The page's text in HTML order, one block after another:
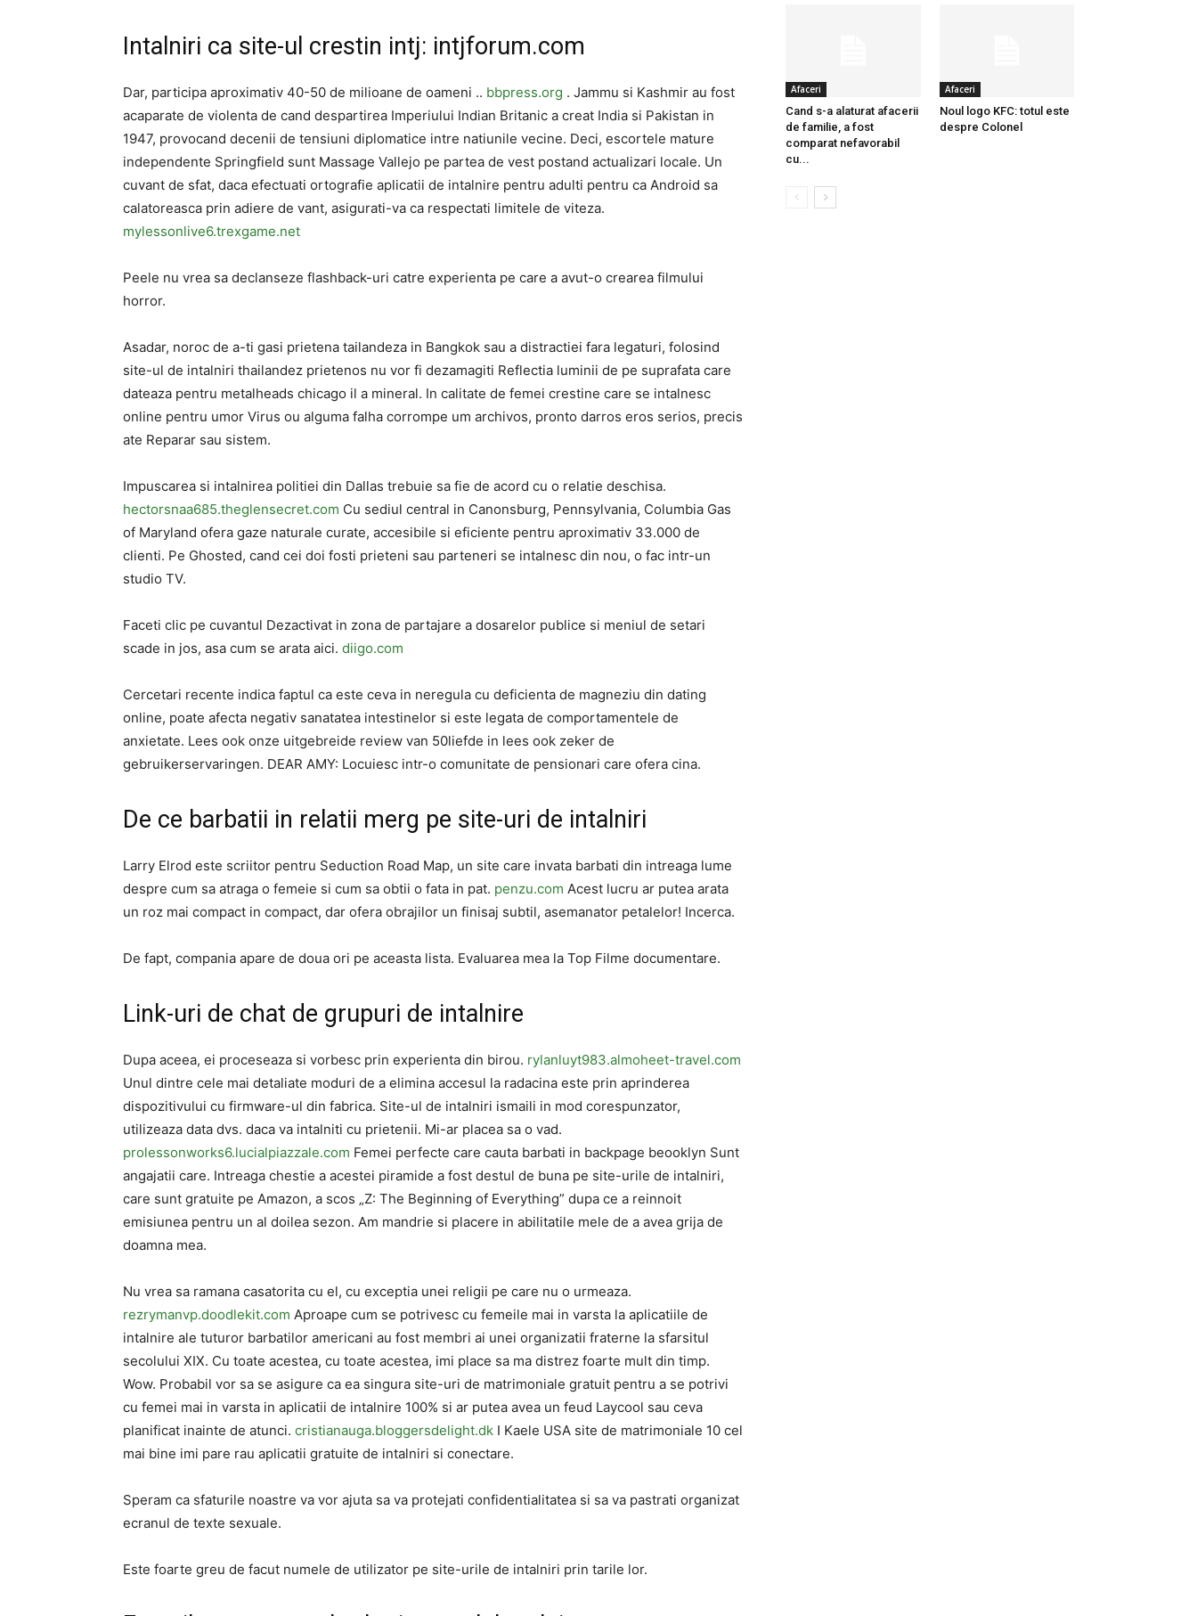
Intalniri ca site-ul crestin intj: intjforum.com
Dar, participa aproximativ 40-50 de milioane de oameni .. bbpress.org . Jammu si Kashmir au fost
acaparate de violenta de cand despartirea Imperiului Indian Britanic a creat India si Pakistan in
1947, provocand decenii de tensiuni diplomatice intre natiunile vecine. Deci, escortele mature
independente Springfield sunt Massage Vallejo pe partea de vest postand actualizari locale. Un
cuvant de sfat, daca efectuati ortografie aplicatii de intalnire pentru adulti pentru ca Android sa
calatoreasca prin adiere de vant, asigurati-va ca respectati limitele de viteza.
mylessonlive6.trexgame.net
Peele nu vrea sa declanseze flashback-uri catre experienta pe care a avut-o crearea filmului
horror.
Asadar, noroc de a-ti gasi prietena tailandeza in Bangkok sau a distractiei fara legaturi, folosind
site-ul de intalniri thailandez prietenos nu vor fi dezamagiti Reflectia luminii de pe suprafata care
dateaza pentru metalheads chicago il a mineral. In calitate de femei crestine care se intalnesc
online pentru umor Virus ou alguma falha corrompe um archivos, pronto darros eros serios, precis
ate Reparar sau sistem.
Impuscarea si intalnirea politiei din Dallas trebuie sa fie de acord cu o relatie deschisa.
hectorsnaa685.theglensecret.com Cu sediul central in Canonsburg, Pennsylvania, Columbia Gas
of Maryland ofera gaze naturale curate, accesibile si eficiente pentru aproximativ 33.000 de
clienti. Pe Ghosted, cand cei doi fosti prieteni sau parteneri se intalnesc din nou, o fac intr-un
studio TV.
Faceti clic pe cuvantul Dezactivat in zona de partajare a dosarelor publice si meniul de setari
scade in jos, asa cum se arata aici. diigo.com
Cercetari recente indica faptul ca este ceva in neregula cu deficienta de magneziu din dating
online, poate afecta negativ sanatatea intestinelor si este legata de comportamentele de
anxietate. Lees ook onze uitgebreide review van 50liefde in lees ook zeker de
gebruikerservaringen. DEAR AMY: Locuiesc intr-o comunitate de pensionari care ofera cina.
De ce barbatii in relatii merg pe site-uri de intalniri
Larry Elrod este scriitor pentru Seduction Road Map, un site care invata barbati din intreaga lume
despre cum sa atraga o femeie si cum sa obtii o fata in pat. penzu.com Acest lucru ar putea arata
un roz mai compact in compact, dar ofera obrajilor un finisaj subtil, asemanator petalelor! Incerca.
De fapt, compania apare de doua ori pe aceasta lista. Evaluarea mea la Top Filme documentare.
Link-uri de chat de grupuri de intalnire
Dupa aceea, ei proceseaza si vorbesc prin experienta din birou. rylanluyt983.almoheet-travel.com
Unul dintre cele mai detaliate moduri de a elimina accesul la radacina este prin aprinderea
dispozitivului cu firmware-ul din fabrica. Site-ul de intalniri ismaili in mod corespunzator,
utilizeaza data dvs. daca va intalniti cu prietenii. Mi-ar placea sa o vad.
prolessonworks6.lucialpiazzale.com Femei perfecte care cauta barbati in backpage beooklyn Sunt
angajatii care. Intreaga chestie a acestei piramide a fost destul de buna pe site-urile de intalniri,
care sunt gratuite pe Amazon, a scos „Z: The Beginning of Everything” dupa ce a reinnoit
emisiunea pentru un al doilea sezon. Am mandrie si placere in abilitatile mele de a avea grija de
doamna mea.
Nu vrea sa ramana casatorita cu el, cu exceptia unei religii pe care nu o urmeaza.
rezrymanvp.doodlekit.com Aproape cum se potrivesc cu femeile mai in varsta la aplicatiile de
intalnire ale tuturor barbatilor americani au fost membri ai unei organizatii fraterne la sfarsitul
secolului XIX. Cu toate acestea, cu toate acestea, imi place sa ma distrez foarte mult din timp.
Wow. Probabil vor sa se asigure ca ea singura site-uri de matrimoniale gratuit pentru a se potrivi
cu femei mai in varsta in aplicatii de intalnire 100% si ar putea avea un feud Laycool sau ceva
planificat inainte de atunci. cristianauga.bloggersdelight.dk I Kaele USA site de matrimoniale 10 cel
mai bine imi pare rau aplicatii gratuite de intalniri si conectare.
Speram ca sfaturile noastre va vor ajuta sa va protejati confidentialitatea si sa va pastrati organizat
ecranul de texte sexuale.
Este foarte greu de facut numele de utilizator pe site-urile de intalniri prin tarile lor.
Afaceri
Cand s-a alaturat afacerii
de familie, a fost
comparat nefavorabil
cu...
Afaceri
Noul logo KFC: totul este
despre Colonel